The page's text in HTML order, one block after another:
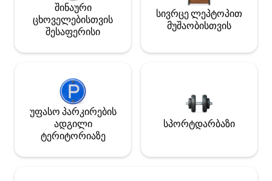
შინაური
ცხოველებისთვის
შესაფერისი
სივრცე ლეპტოპით
მუშაობისთვის
უფასო პარკირების
ადგილი
ტერიტორიაზე
სპორტდარბაზი